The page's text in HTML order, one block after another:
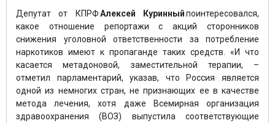
Депутат от КПРФАлексей Куринныйпоинтересовался,
какое отношение репортажи с акций сторонников
снижения уголовной ответственности за потребление
наркотиков имеют к пропаганде таких средств. «И что
касается метадоновой, заместительной терапии, –
отметил парламентарий, указав, что Россия является
одной из немногих стран, не признающих ее в качестве
метода лечения, хотя даже Всемирная организация
здравоохранения (ВОЗ) выпустила соответствующие